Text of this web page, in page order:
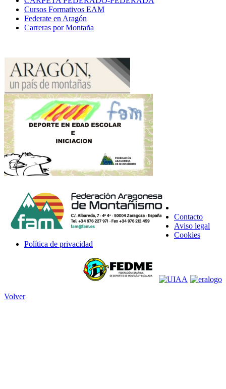
Cursos Formativos EAM
Federate en Aragón
Carreras por Montaña
Contacto
Aviso legal
Cookies
Política de privacidad
Volver